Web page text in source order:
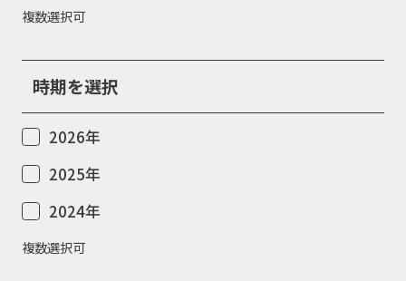
複数選択可
時期を選択
2026年
2025年
2024年
複数選択可